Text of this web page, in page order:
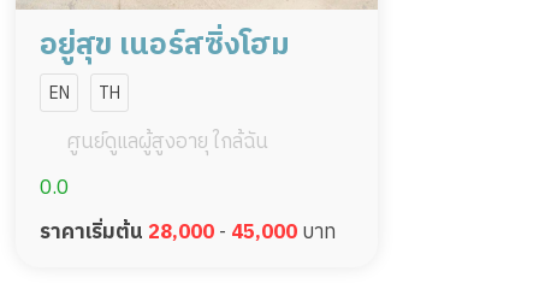
อยู่สุข เนอร์สซิ่งโฮม
EN TH
ศูนย์ดูแลผู้สูงอายุ ใกล้ฉัน
0.0
ราคาเริ่มต้น 28,000- 45,000บาท